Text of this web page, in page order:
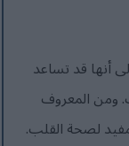
أنها قد تساعد
ومن المعروف
لصحة القلب.